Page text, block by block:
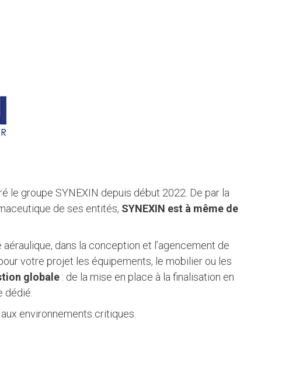
le groupe SYNEXIN depuis début 2022. De par la
de ses entités, SYNEXIN est à même de
dans la conception et l’agencement de
votre projet les équipements, le mobilier ou les
globale : de la mise en place à la finalisation en
dédié.
environnements critiques.